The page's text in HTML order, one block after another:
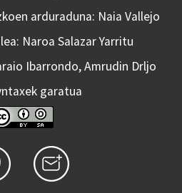
arduraduna: Naia Vallejo
Naroa Salazar Yarritu
Ibarrondo, Amrudin Drljo
garatua